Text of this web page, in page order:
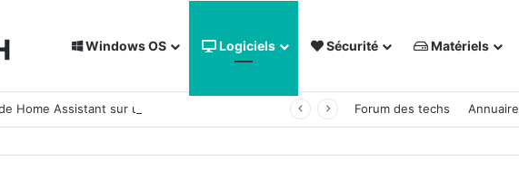
Windows OS Logiciels Sécurité Matériels
Home Assistant sur un NAS Synology Forum des techs Annuaire